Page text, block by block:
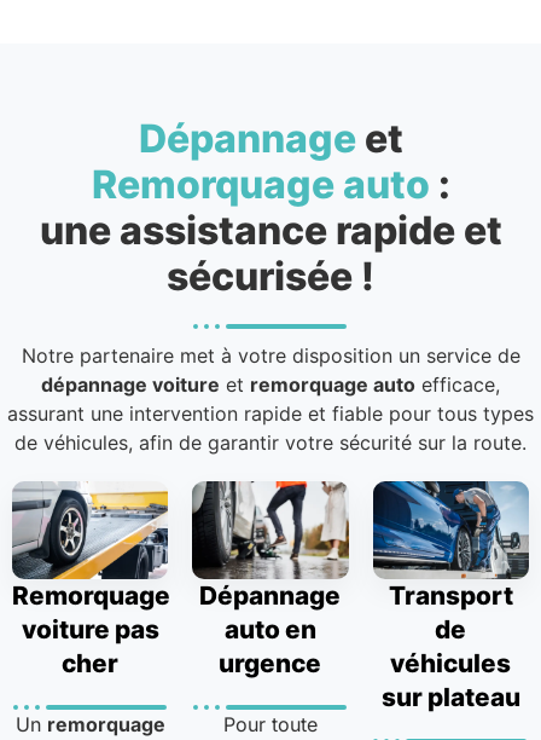
Dépannageet
Remorquage auto :
une assistance rapide et
sécurisée !
Notre partenaire met à votre disposition un service de
dépannage voiture et remorquage auto efficace,
assurant une intervention rapide et fiable pour tous types
de véhicules, afin de garantir votre sécurité sur la route.
Remorquage
voiture pas
cher
Un remorquage
Dépannage
auto en
urgence
Pour toute
Transport
de
véhicules
sur plateau